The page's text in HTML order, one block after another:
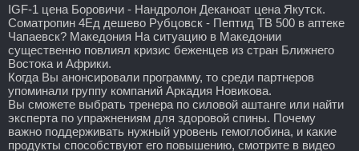
IGF-1 цена Боровичи - Нандролон Деканоат цена Якутск.
Cоматропин 4Ед дешево Рубцовск - Пептид TB 500 в аптеке
Чапаевск? Македония На ситуацию в Македонии
существенно повлиял кризис беженцев из стран Ближнего
Востока и Африки.
Когда Вы анонсировали программу, то среди партнеров
упоминали группу компаний Аркадия Новикова.
Вы сможете выбрать тренера по силовой аштанге или найти
эксперта по упражнениям для здоровой спины. Почему
важно поддерживать нужный уровень гемоглобина, и какие
продукты способствуют его повышению, смотрите в видео